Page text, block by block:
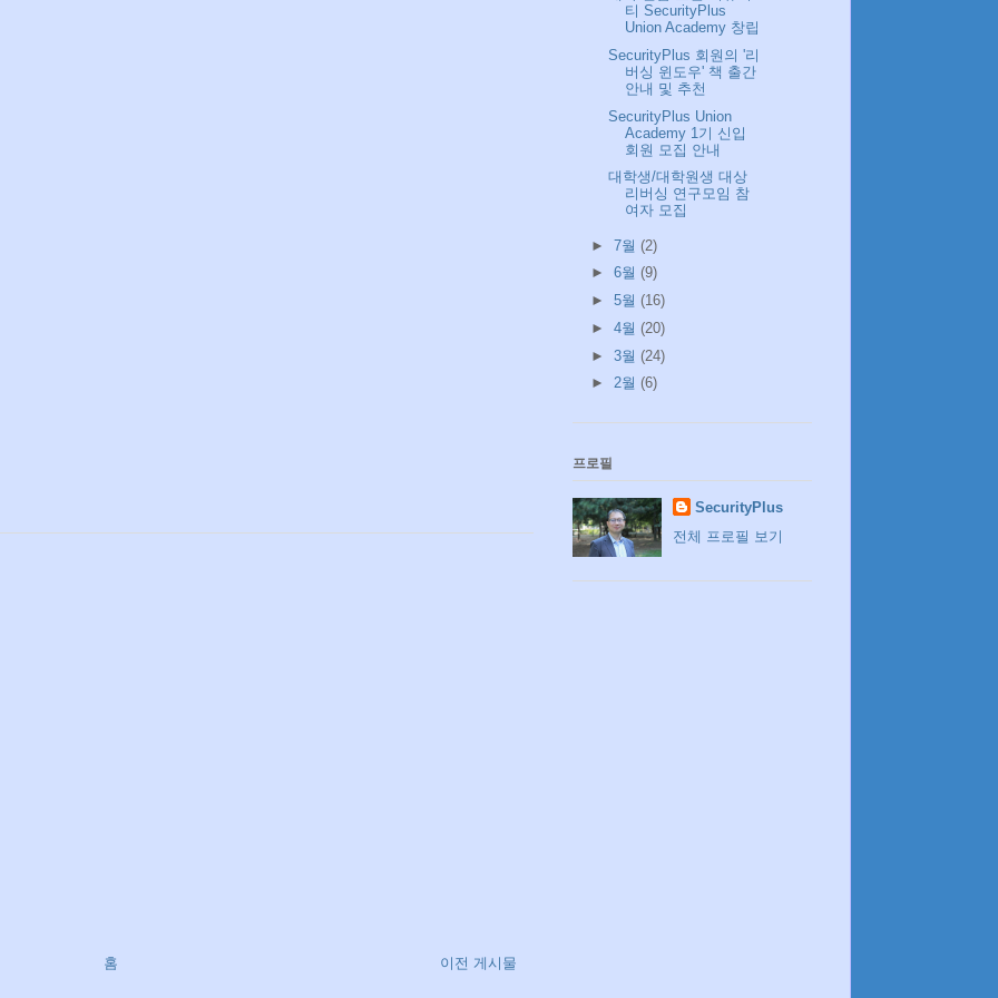
이전 게시물
홈
티 SecurityPlus
Union Academy 창립
SecurityPlus 회원의 '리
버싱 윈도우' 책 출간
안내 및 추천
SecurityPlus Union
Academy 1기 신입
회원 모집 안내
대학생/대학원생 대상
리버싱 연구모임 참
여자 모집
► 7월 (2)
► 6월 (9)
► 5월 (16)
► 4월 (20)
► 3월 (24)
► 2월 (6)
프로필
SecurityPlus
전체 프로필 보기